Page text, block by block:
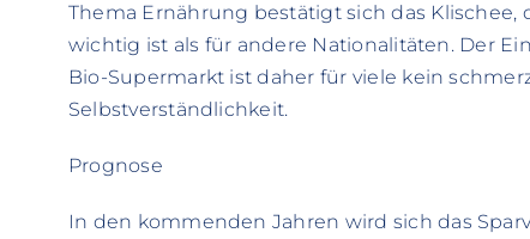
Thema Ernährung bestätigt sich das Klischee,
wichtig ist als für andere Nationalitäten. Der
Bio-Supermarkt ist daher für viele kein
Selbstverständlichkeit.
Prognose
In den kommenden Jahren wird sich das